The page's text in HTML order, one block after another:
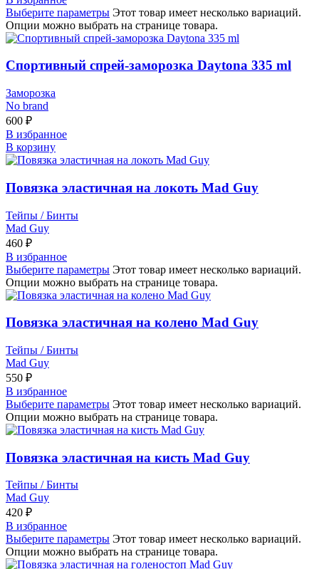
Выберите параметры Этот товар имеет несколько вариаций.
Опции можно выбрать на странице товара.
Спортивный спрей-заморозка Daytona 335 ml
Заморозка
No brand
600 ₽
В избранное
В корзину
Повязка эластичная на локоть Mad Guy
Тейпы / Бинты
Mad Guy
460 ₽
В избранное
Выберите параметры Этот товар имеет несколько вариаций.
Опции можно выбрать на странице товара.
Повязка эластичная на колено Mad Guy
Тейпы / Бинты
Mad Guy
550 ₽
В избранное
Выберите параметры Этот товар имеет несколько вариаций.
Опции можно выбрать на странице товара.
Повязка эластичная на кисть Mad Guy
Тейпы / Бинты
Mad Guy
420 ₽
В избранное
Выберите параметры Этот товар имеет несколько вариаций.
Опции можно выбрать на странице товара.